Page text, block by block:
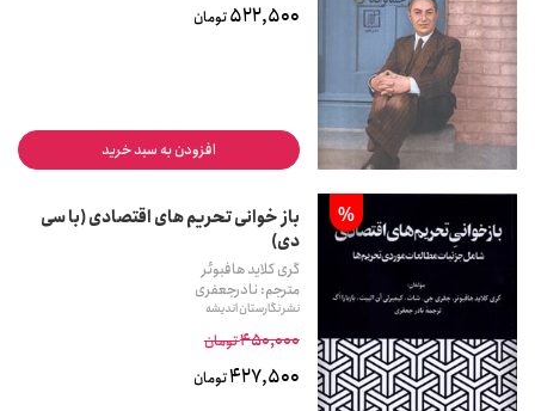
522,500تومان
افزودن به سبد خرید
%
باز خوانی تحریم های اقتصادی (با سی
دی)
گری کلاید هافبوئر
مترجم: نادرجعفری
نشر نگارستان اندیشه
450,000تومان
427,500تومان